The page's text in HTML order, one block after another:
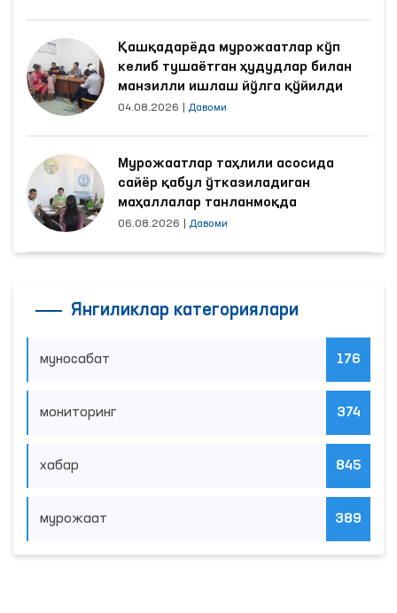
Қашқадарёда мурожаатлар кўп
келиб тушаётган ҳудудлар билан
манзилли ишлаш йўлга қўйилди
04.08.2026 Давоми
Мурожаатлар таҳлили асосида
сайёр қабул ўтказиладиган
маҳаллалар танланмоқда
06.08.2026 Давоми
Янгиликлар категориялари
муносабат 176
мониторинг 374
хабар 845
мурожаат 389